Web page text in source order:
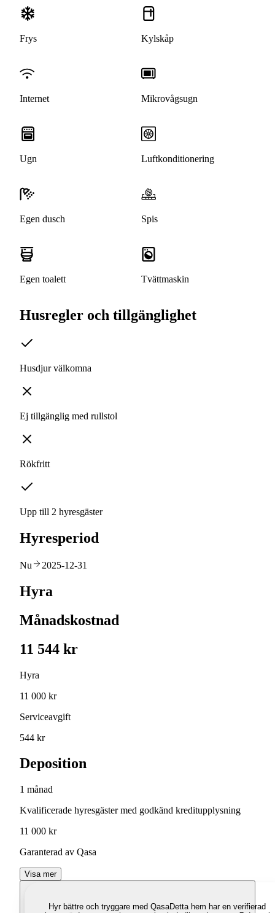
Frys Kylskåp
Internet Mikrovågsugn
Ugn Luftkonditionering
Egen dusch Spis
Egen toalett Tvättmaskin
Husregler och tillgänglighet
Husdjur välkomna
Ej tillgänglig med rullstol
Rökfritt
Upp till 2 hyresgäster
Hyresperiod
Nu 2025-12-31
Hyra
Månadskostnad
11 544 kr
Hyra
11 000 kr
Serviceavgift
544 kr
Deposition
1 månad
Kvalificerade hyresgäster med godkänd kreditupplysning
11 000 kr
Garanterad av Qasa
Visa mer
Hyr bättre och tryggare med QasaDetta hem har en verifierad